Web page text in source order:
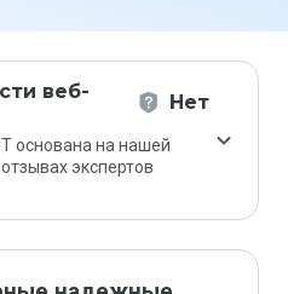
веб-
Нет
основана на нашей
экспертов